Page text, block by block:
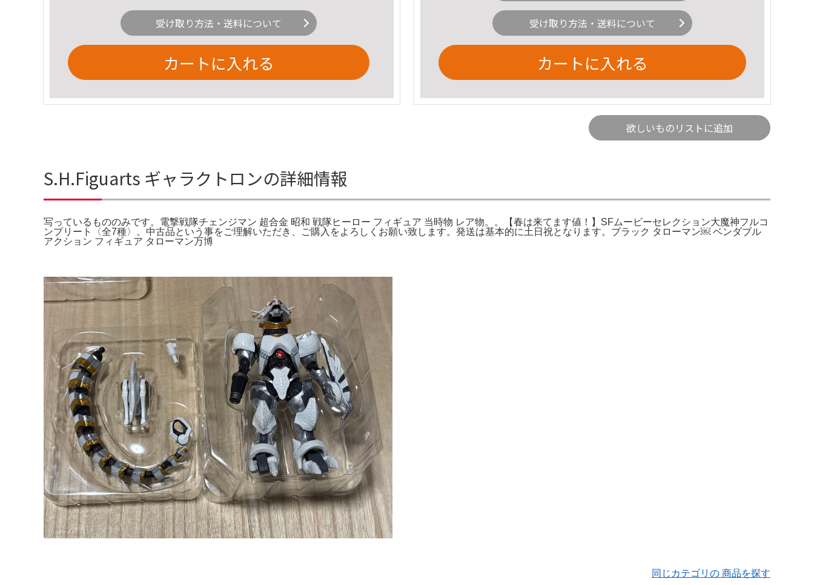
受け取り方法・送料について
カートに入れる
受け取り方法・送料について
カートに入れる
欲しいものリストに追加
S.H.Figuarts ギャラクトロンの詳細情報
写っているもののみです。電撃戦隊チェンジマン 超合金 昭和 戦隊ヒーロー フィギュア 当時物 レア物。。【春は来てます値！】SFムービーセレクション大魔神フルコ
ンプリート〈全7種〉。中古品という事をご理解いただき、ご購入をよろしくお願い致します。発送は基本的に土日祝となります。ブラック タローマン￼ ベンダブル
アクション フィギュア タローマン万博
同じカテゴリの 商品を探す